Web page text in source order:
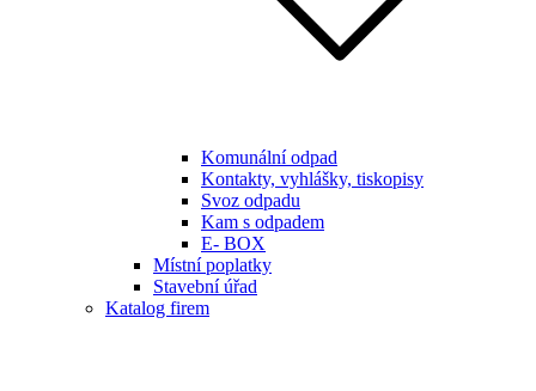
Komunální odpad
Kontakty, vyhlášky, tiskopisy
Svoz odpadu
Kam s odpadem
E- BOX
Místní poplatky
Stavební úřad
Katalog firem